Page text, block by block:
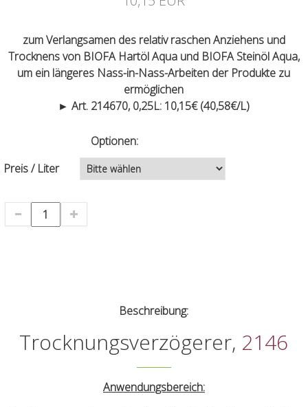
zum Verlangsamen des relativ raschen Anziehens und
Trocknens von BIOFA Hartöl Aqua und BIOFA Steinöl Aqua,
um ein längeres Nass-in-Nass-Arbeiten der Produkte zu
ermöglichen
► Art. 214670, 0,25L: 10,15€ (40,58€/L)
Optionen:
Preis / Liter
Beschreibung:
Trocknungsverzögerer, 2146
Anwendungsbereich: